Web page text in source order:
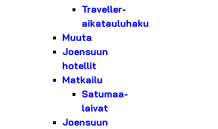
Traveller-
aikatauluhaku
Muuta
Joensuun
hotellit
Matkailu
Satumaa-
laivat
Joensuun